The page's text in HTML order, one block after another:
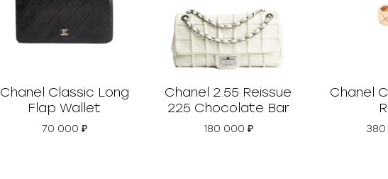
Chanel Classic Long
Flap Wallet
70 000 ₽
Chanel 2.55 Reissue
225 Chocolate Bar
180 000 ₽
Chanel